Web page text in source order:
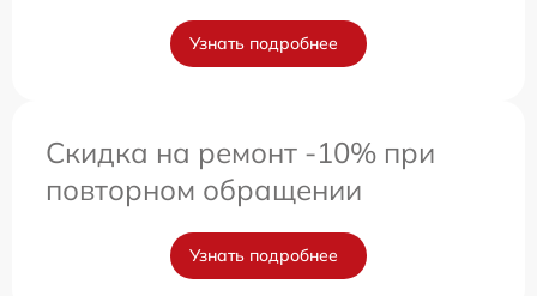
Узнать подробнее
Скидка на ремонт -10% при
повторном обращении
Узнать подробнее